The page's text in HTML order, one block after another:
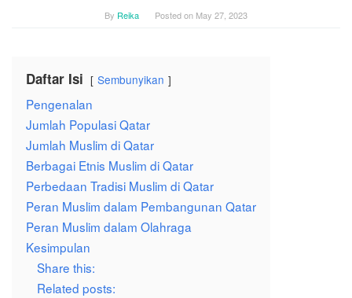
By Reika Posted on May 27, 2023
Daftar Isi Sembunyikan
Pengenalan
Jumlah Populasi Qatar
Jumlah Muslim di Qatar
Berbagai Etnis Muslim di Qatar
Perbedaan Tradisi Muslim di Qatar
Peran Muslim dalam Pembangunan Qatar
Peran Muslim dalam Olahraga
Kesimpulan
Share this:
Related posts: